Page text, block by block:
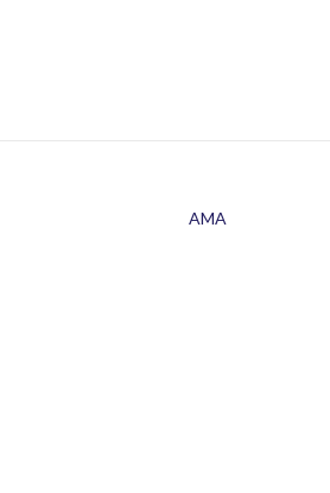
AMA